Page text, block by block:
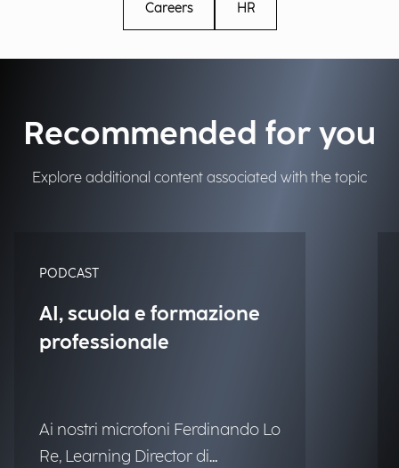
Careers HR
Recommended for you
Explore additional content associated with the topic
PODCAST
AI, scuola e formazione
professionale
Ai nostri microfoni Ferdinando Lo
Re, Learning Director di